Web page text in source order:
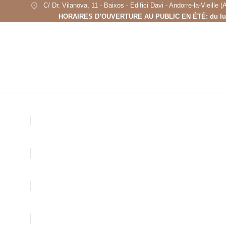
C/ Dr. Vilanova, 11 - Baixos - Edifici Davi - Andorre-la-Vieille
HORAIRES D’OUVERTURE AU PUBLIC EN ÉTÉ: